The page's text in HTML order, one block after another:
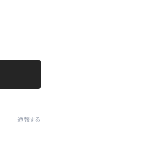
通報する